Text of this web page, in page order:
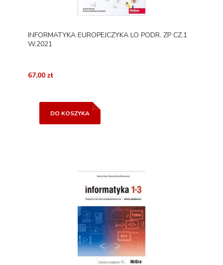
INFORMATYKA EUROPEJCZYKA LO PODR. ZP CZ.1
W.2021
67,00 zł
DO KOSZYKA